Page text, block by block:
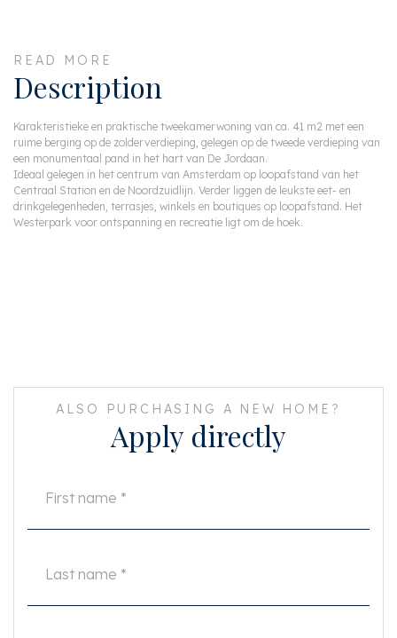
READ MORE
Description
Karakteristieke en praktische tweekamerwoning van ca. 41 m2 met een
ruime berging op de zolderverdieping, gelegen op de tweede verdieping van
een monumentaal pand in het hart van De Jordaan.
Ideaal gelegen in het centrum van Amsterdam op loopafstand van het
Centraal Station en de Noordzuidlijn. Verder liggen de leukste eet- en
drinkgelegenheden, terrasjes, winkels en boutiques op loopafstand. Het
Westerpark voor ontspanning en recreatie ligt om de hoek.
ALSO PURCHASING A NEW HOME?
Apply directly